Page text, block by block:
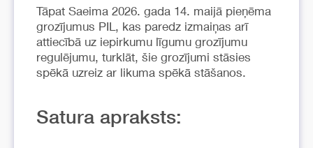
Tāpat Saeima 2026. gada 14. maijā pieņēma
grozījumus PIL, kas paredz izmaiņas arī
attiecībā uz iepirkumu līgumu grozījumu
regulējumu, turklāt, šie grozījumi stāsies
spēkā uzreiz ar likuma spēkā stāšanos.
Satura apraksts: